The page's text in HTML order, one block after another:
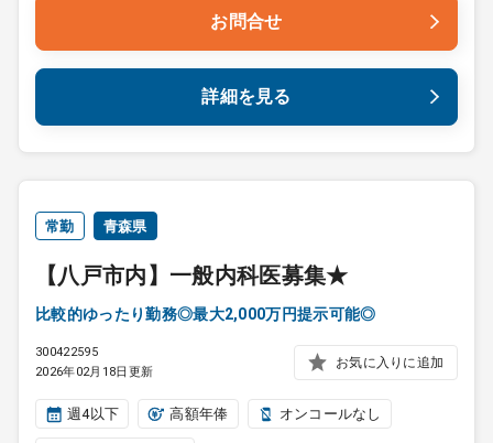
お問合せ
詳細を見る
常勤 青森県
【八戸市内】一般内科医募集★
比較的ゆったり勤務◎最大2,000万円提示可能◎
300422595
2026年02月18日更新
お気に入りに追加
週4以下 高額年俸 オンコールなし